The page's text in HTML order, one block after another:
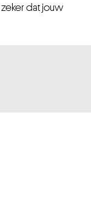
dat jouw